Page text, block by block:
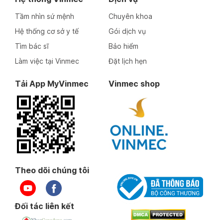
Tầm nhìn sứ mệnh
Hệ thống cơ sở y tế
Tìm bác sĩ
Làm việc tại Vinmec
Chuyên khoa
Gói dịch vụ
Bảo hiểm
Đặt lịch hẹn
Tải App MyVinmec Vinmec shop
Theo dõi chúng tôi
Đối tác liên kết